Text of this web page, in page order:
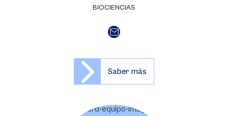
BIOCIENCIAS
Saber más